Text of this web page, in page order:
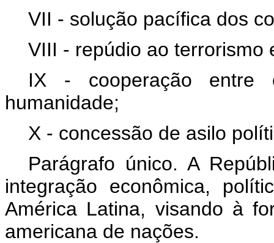
VII - solução pacífica dos
VIII - repúdio ao terrorismo
IX - cooperação
humanidade;
X - concessão de asilo
Parágrafo único. A
integração econômica,
América Latina, visando à
americana de nações.